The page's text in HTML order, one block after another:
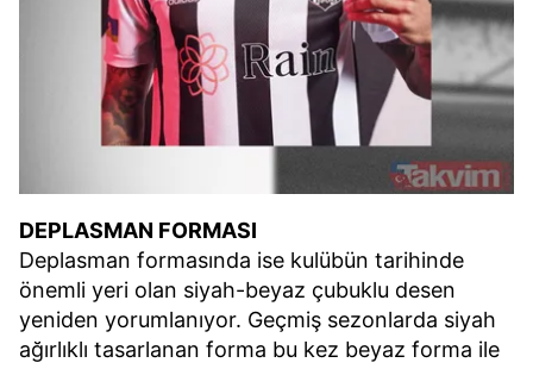
DEPLASMAN FORMASI
Deplasman formasında ise kulübün tarihinde
önemli yeri olan siyah-beyaz çubuklu desen
yeniden yorumlanıyor. Geçmiş sezonlarda siyah
ağırlıklı tasarlanan forma bu kez beyaz forma ile